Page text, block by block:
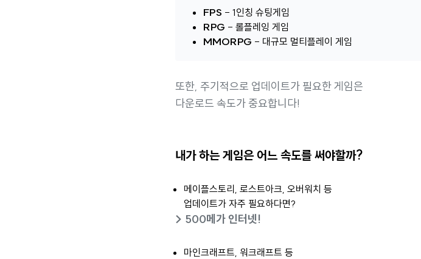
FPS - 1인칭 슈팅게임
RPG - 롤플레잉 게임
MMORPG - 대규모 멀티플레이 게임
또한, 주기적으로 업데이트가 필요한 게임은
다운로드 속도가 중요합니다!
내가 하는 게임은 어느 속도를 써야할까?
메이플스토리, 로스트아크, 오버워치 등
업데이트가 자주 필요하다면?
> 500메가 인터넷!
마인크래프트, 워크래프트 등